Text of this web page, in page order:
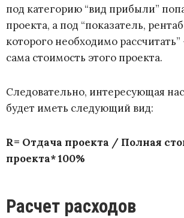
под категорию “вид прибыли”
проекта, а под “показатель,
которого необходимо
сама стоимость этого проекта.
Следовательно, интересующая
будет иметь следующий вид:
R= Отдача проекта / Полная
проекта* 100%
Расчет расходов